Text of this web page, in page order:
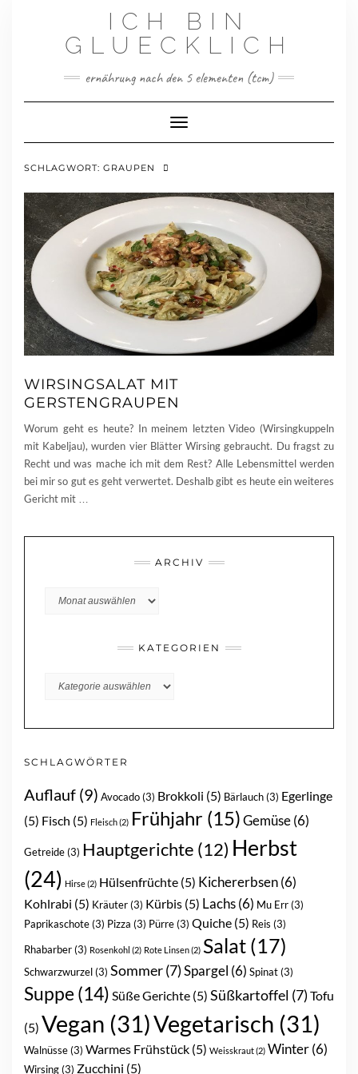
ICH BIN
GLUECKLICH
ernährung nach den 5 elementen (tcm)
Toggle Navigation
SCHLAGWORT: GRAUPEN
WIRSINGSALAT MIT
GERSTENGRAUPEN
Worum geht es heute? In meinem letzten Video (Wirsingkuppeln
mit Kabeljau), wurden vier Blätter Wirsing gebraucht. Du fragst zu
Recht und was mache ich mit dem Rest? Alle Lebensmittel werden
bei mir so gut es geht verwertet. Deshalb gibt es heute ein weiteres
Gericht mit …
ARCHIV
KATEGORIEN
SCHLAGWÖRTER
Auflauf (9) Avocado(3) Brokkoli (5) Bärlauch(3) Egerlinge
(5) Fisch (5) Fleisch(2) Frühjahr (15)Gemüse(6)
Getreide(3) Hauptgerichte (12) Herbst
(24) Hirse(2) Hülsenfrüchte (5) Kichererbsen(6)
Kohlrabi (5) Kräuter(3) Kürbis (5) Lachs(6) Mu Err(3)
Paprikaschote(3) Pizza (3) Pürre(3) Quiche (5) Reis (3)
Rhabarber(3) Rosenkohl (2) Rote Linsen(2) Salat (17)
Schwarzwurzel(3) Sommer(7)Spargel (6) Spinat(3)
Suppe (14) Süße Gerichte (5) Süßkartoffel (7) Tofu
(5) Vegan (31)Vegetarisch (31)
Walnüsse(3) Warmes Frühstück (5) Weisskraut(2) Winter(6)
Wirsing(3) Zucchini (5)